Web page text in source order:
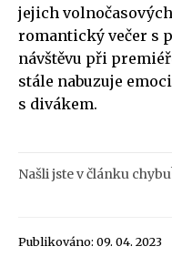
jejich
romantický večer s
návštěvu při
stále nabuzuje
s divákem.
Našli jste v článku
Publikováno: 09. 04. 2023